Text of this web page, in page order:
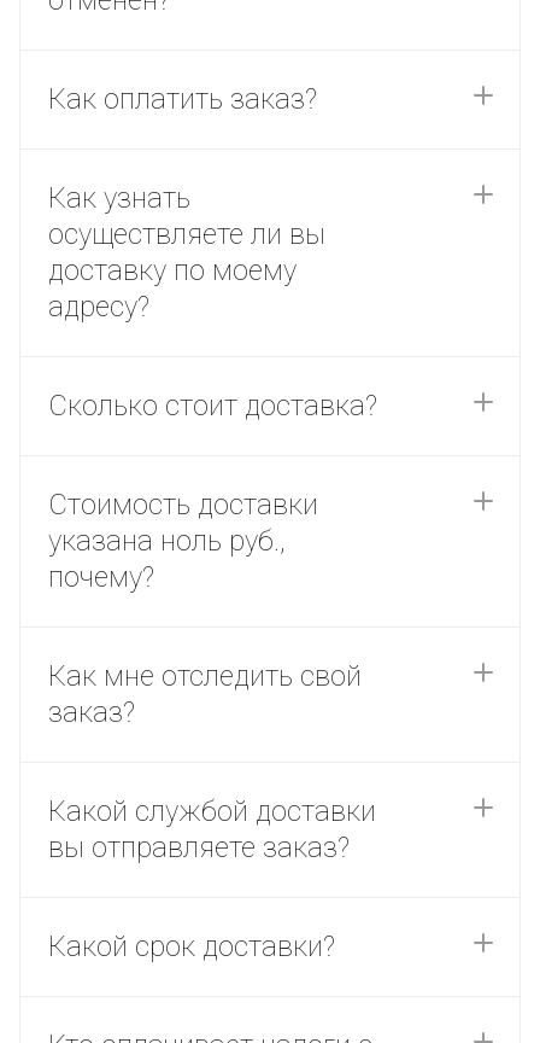
Как оплатить заказ?
Как узнать
осуществляете ли вы
доставку по моему
адресу?
Сколько стоит доставка?
Cтоимость доставки
указана ноль руб.,
почему?
Как мне отследить свой
заказ?
Какой службой доставки
вы отправляете заказ?
Какой срок доставки?